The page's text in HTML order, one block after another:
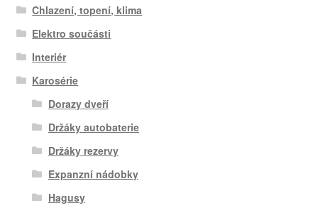
Chlazení, topení, klima
Elektro součásti
Interiér
Karosérie
Dorazy dveří
Držáky autobaterie
Držáky rezervy
Expanzní nádobky
Hagusy